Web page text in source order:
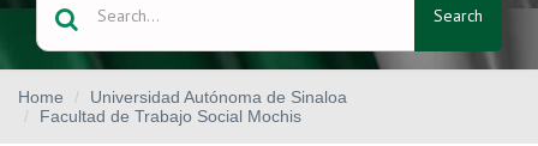
Search
Home
Universidad Autónoma de Sinaloa
Facultad de Trabajo Social Mochis